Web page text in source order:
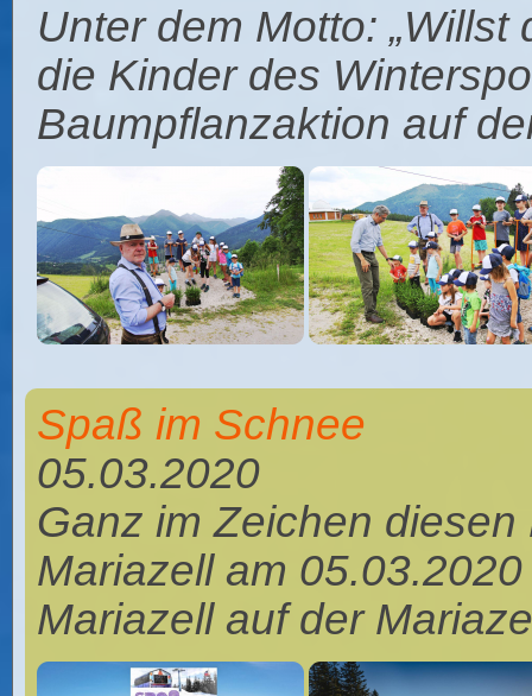
Unter dem Motto: „Willst
die Kinder des
Baumpflanzaktion auf
Spaß im Schnee
05.03.2020
Ganz im Zeichen
Mariazell am
Mariazell auf der